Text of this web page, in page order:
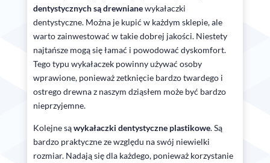
dentystycznych są drewnianewykałaczki
dentystyczne. Można je kupić w każdym sklepie, ale
warto zainwestować w takie dobrej jakości. Niestety
najtańsze mogą się łamać i powodować dyskomfort.
Tego typu wykałaczek powinny używać osoby
wprawione, ponieważ zetknięcie bardzo twardego i
ostrego drewna z naszym dziąsłem może być bardzo
nieprzyjemne.
Kolejne sąwykałaczki dentystyczne plastikowe. Są
bardzo praktyczne ze względu na swój niewielki
rozmiar. Nadają się dla każdego, ponieważ korzystanie